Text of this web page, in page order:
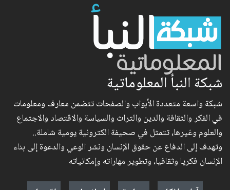
شبكة النبأ المعلوماتية
شبكة واسعة متعددة الأبواب والصفحات تتضمن معارف ومعلومات
في الفكر والثقافة والدين والتراث والسياسة والاقتصاد والاجتماع
والعلوم وغيرها، تتمثل في صحيفة الكترونية يومية شاملة..
وتهدف إلى الدفاع عن حقوق الإنسان ونشر الوعي والدعوة إلى بناء
الإنسان فكريا وثقافيا، وتطوير مهاراته وإمكانياته